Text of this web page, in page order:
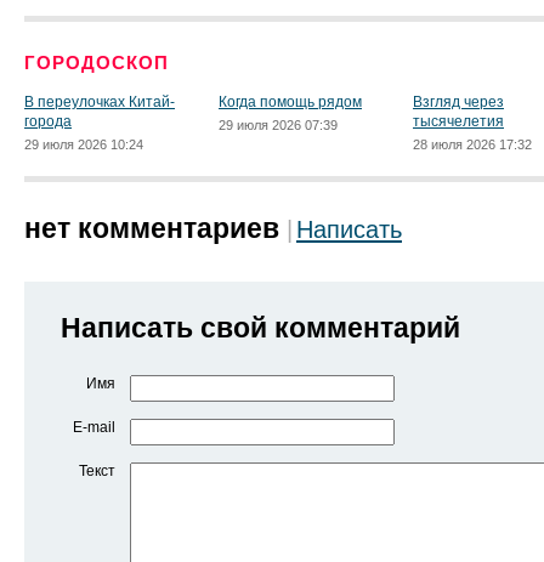
ГОРОДОСКОП
В переулочках Китай-
города
29 июля 2026 10:24
Когда помощь рядом
29 июля 2026 07:39
Взгляд через
тысячелетия
28 июля 2026 17:32
нет комментариев Написать
Написать свой комментарий
Имя
E-mail
Текст